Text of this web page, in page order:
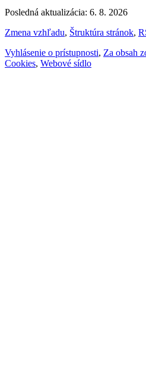
Posledná aktualizácia: 6. 8. 2026
Zmena vzhľadu, Štruktúra stránok,
Vyhlásenie o prístupnosti, Za obsah
Cookies, Webové sídlo